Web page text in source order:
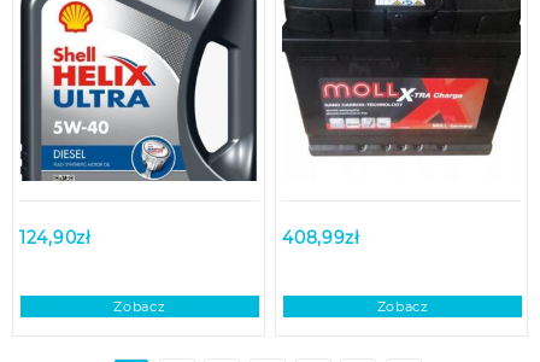
124,90zł
Zobacz
408,99zł
Zobacz